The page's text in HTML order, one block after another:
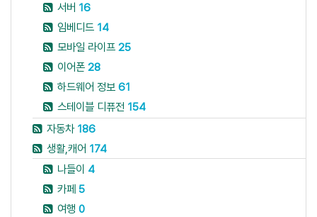
서버 16
임베디드 14
모바일 라이프 25
이어폰 28
하드웨어 정보 61
스테이블 디퓨전 154
자동차 186
생활,캐어 174
나들이 4
카페 5
여행 0